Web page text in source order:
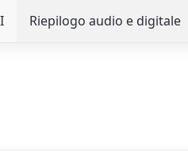
Riepilogo audio e digitale